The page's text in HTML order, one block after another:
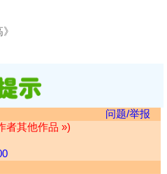
问题/举报
者其他作品 »)